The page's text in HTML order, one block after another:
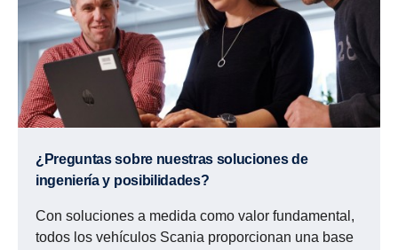
¿Preguntas sobre nuestras soluciones de
ingeniería y posibilidades?
Con soluciones a medida como valor fundamental,
todos los vehículos Scania proporcionan una base